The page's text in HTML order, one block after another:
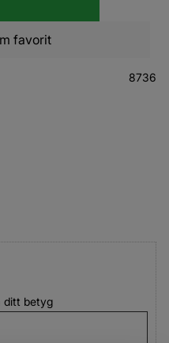
till i favoriter
8736
ditt betyg